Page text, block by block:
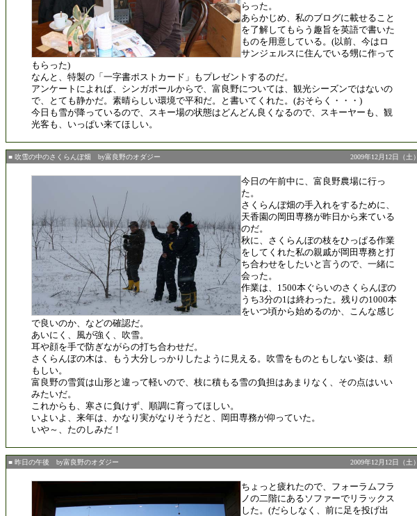
らった。
あらかじめ、私のブログに載せること
を了解してもらう趣旨を英語で書いた
ものを用意している。(以前、今はロ
サンジェルスに住んでいる甥に作って
もらった)
なんと、特製の「一字書ポストカード」もプレゼントするのだ。
アンケートによれば、シンガポールからで、富良野については、観光シーズンではないの
で、とても静かだ。素晴らしい環境で平和だ。と書いてくれた。(おそらく・・・)
今日も雪が降っているので、スキー場の状態はどんどん良くなるので、スキーヤーも、観
光客も、いっぱい来てほしい。
■ 吹雪の中のさくらんぼ畑 by富良野のオダジー 2009年12月12日（土）
今日の午前中に、富良野農場に行っ
た。
さくらんぼ畑の手入れをするために、
天香園の岡田専務が昨日から来ている
のだ。
秋に、さくらんぼの枝をひっぱる作業
をしてくれた私の親戚が岡田専務と打
ち合わせをしたいと言うので、一緒に
会った。
作業は、1500本ぐらいのさくらんぼの
うち3分の1は終わった。残りの1000本
をいつ頃から始めるのか、こんな感じ
で良いのか、などの確認だ。
あいにく、風が強く、吹雪。
耳や顔を手で防ぎながらの打ち合わせだ。
さくらんぼの木は、もう大分しっかりしたように見える。吹雪をものともしない姿は、頼
もしい。
富良野の雪質は山形と違って軽いので、枝に積もる雪の負担はあまりなく、その点はいい
みたいだ。
これからも、寒さに負けず、順調に育ってほしい。
いよいよ、来年は、かなり実がなりそうだと、岡田専務が仰っていた。
いや～、たのしみだ！
■ 昨日の午後 by富良野のオダジー 2009年12月12日（土）
ちょっと疲れたので、フォーラムフラ
ノの二階にあるソファーでリラックス
した。(だらしなく、前に足を投げ出